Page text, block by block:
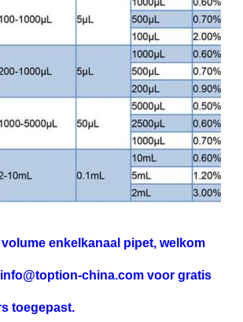
volume enkelkanaal pipet, welkom
china.com voor gratis
toegepast.